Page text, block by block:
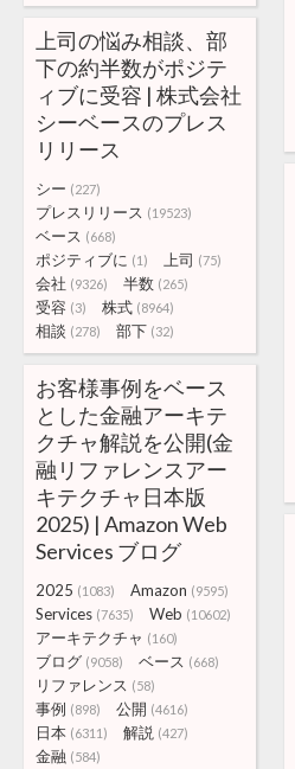
上司の悩み相談、部
下の約半数がポジテ
ィブに受容 | 株式会社
シーベースのプレス
リリース
シー (227)
プレスリリース (19523)
ベース (668)
ポジティブに (1) 上司 (75)
会社 (9326) 半数 (265)
受容 (3) 株式 (8964)
相談 (278) 部下 (32)
お客様事例をベース
とした金融アーキテ
クチャ解説を公開(金
融リファレンスアー
キテクチャ日本版
2025) | Amazon Web
Services ブログ
2025 (1083) Amazon (9595)
Services (7635) Web (10602)
アーキテクチャ (160)
ブログ (9058) ベース (668)
リファレンス (58)
事例 (898) 公開 (4616)
日本 (6311) 解説 (427)
金融 (584)